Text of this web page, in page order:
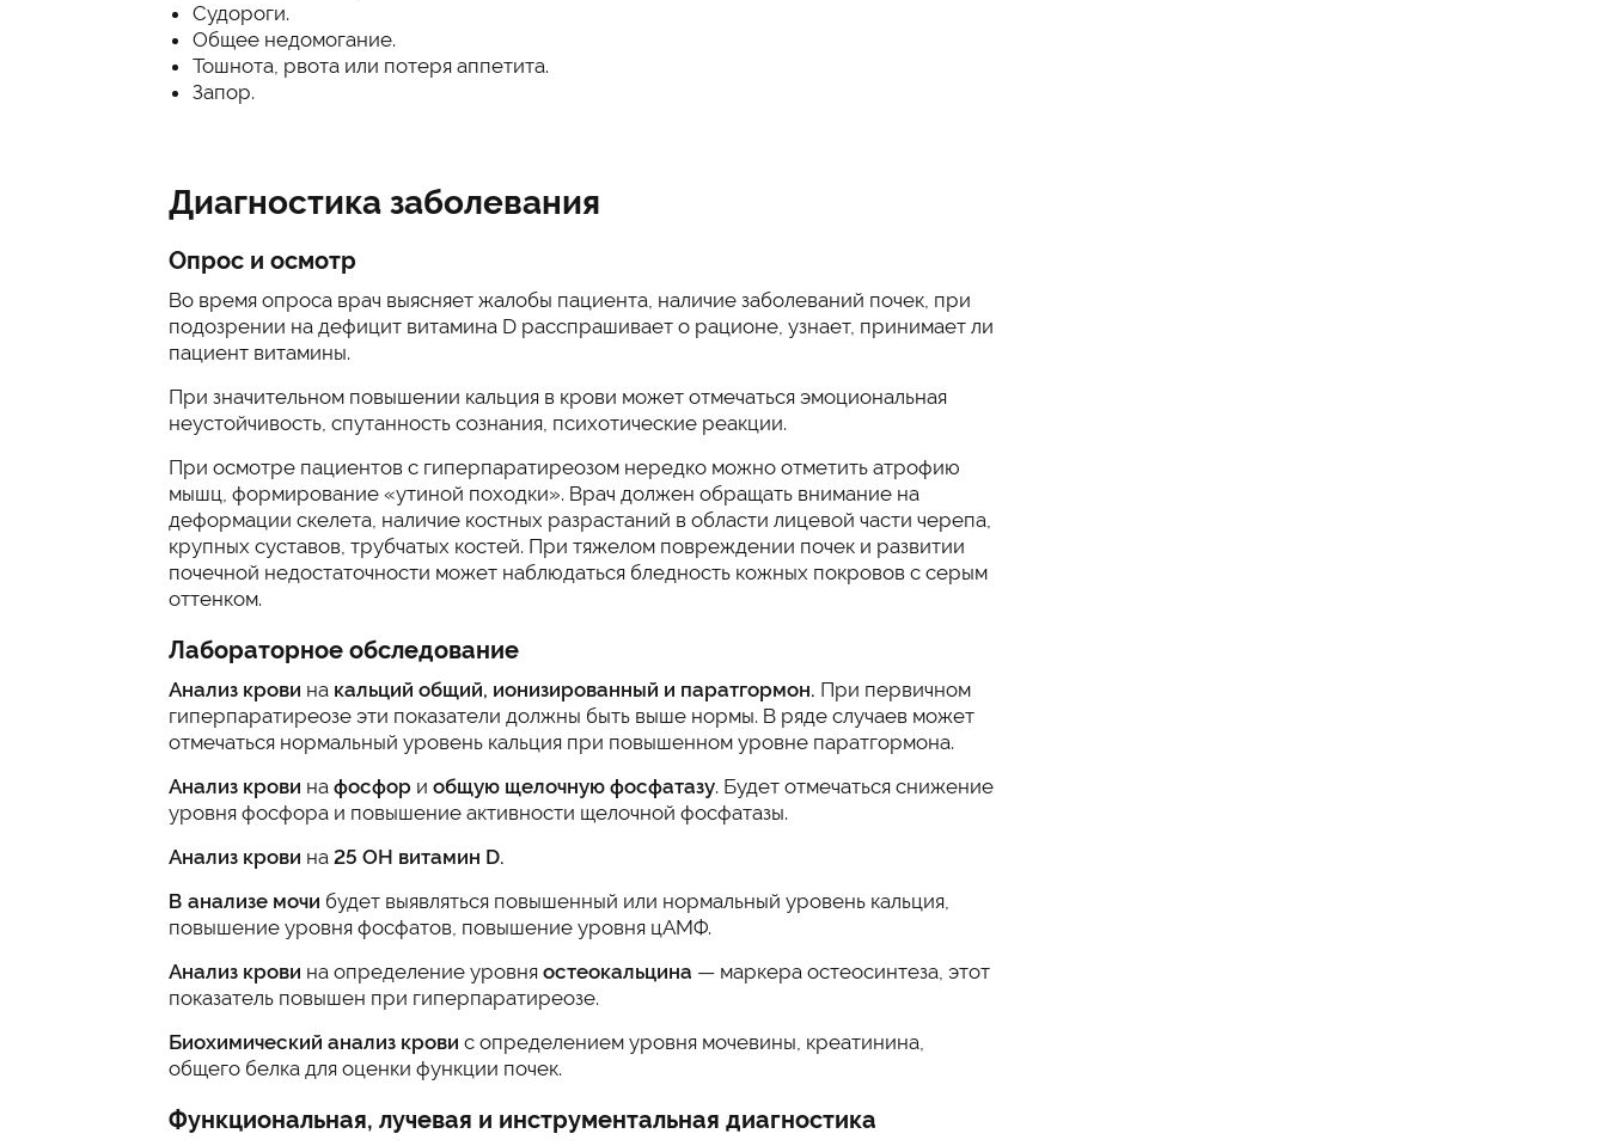
Судороги.
Общее недомогание.
Тошнота, рвота или потеря аппетита.
Запор.
Диагностика заболевания
Опрос и осмотр
Во время опроса врач выясняет жалобы пациента, наличие заболеваний почек, при
подозрении на дефицит витамина D расспрашивает о рационе, узнает, принимает ли
пациент витамины.
При значительном повышении кальция в крови может отмечаться эмоциональная
неустойчивость, спутанность сознания, психотические реакции.
При осмотре пациентов с гиперпаратиреозом нередко можно отметить атрофию
мышц, формирование «утиной походки». Врач должен обращать внимание на
деформации скелета, наличие костных разрастаний в области лицевой части черепа,
крупных суставов, трубчатых костей. При тяжелом повреждении почек и развитии
почечной недостаточности может наблюдаться бледность кожных покровов с серым
оттенком.
Лабораторное обследование
Анализ крови на кальций общий, ионизированный и паратгормон. При первичном
гиперпаратиреозе эти показатели должны быть выше нормы. В ряде случаев может
отмечаться нормальный уровень кальция при повышенном уровне паратгормона.
Анализ крови на фосфор и общую щелочную фосфатазу. Будет отмечаться снижение
уровня фосфора и повышение активности щелочной фосфатазы.
Анализ крови на 25 ОН витамин D.
В анализе мочи будет выявляться повышенный или нормальный уровень кальция,
повышение уровня фосфатов, повышение уровня цАМФ.
Анализ крови на определение уровня остеокальцина — маркера остеосинтеза, этот
показатель повышен при гиперпаратиреозе.
Биохимический анализ крови с определением уровня мочевины, креатинина,
общего белка для оценки функции почек.
Функциональная, лучевая и инструментальная диагностика